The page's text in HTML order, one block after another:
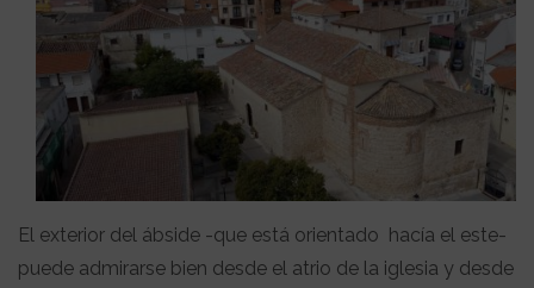
El exterior del ábside -que está orientado hacía el este-
puede admirarse bien desde el atrio de la iglesia y desde